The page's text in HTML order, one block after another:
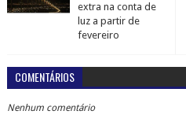
extra na conta de
luz a partir de
fevereiro
COMENTÁRIOS
Nenhum comentário